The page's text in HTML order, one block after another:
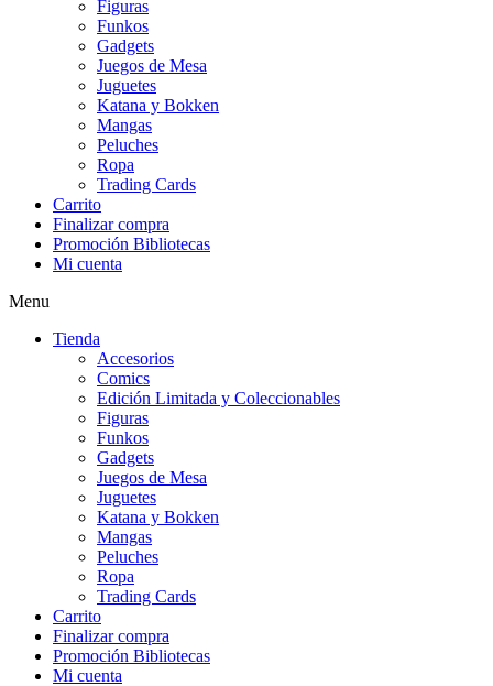
Figuras
Funkos
Gadgets
Juegos de Mesa
Juguetes
Katana y Bokken
Mangas
Peluches
Ropa
Trading Cards
Carrito
Finalizar compra
Promoción Bibliotecas
Mi cuenta
Menu
Tienda
Accesorios
Comics
Edición Limitada y Coleccionables
Figuras
Funkos
Gadgets
Juegos de Mesa
Juguetes
Katana y Bokken
Mangas
Peluches
Ropa
Trading Cards
Carrito
Finalizar compra
Promoción Bibliotecas
Mi cuenta